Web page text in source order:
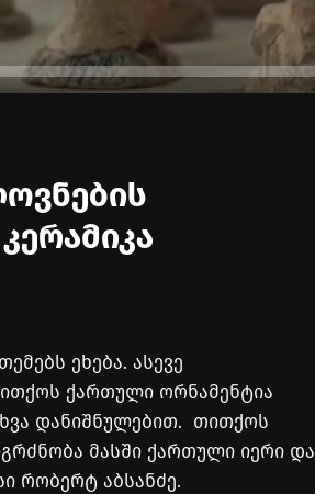
ეხება. ასევე
ქართული ორნამენტია
დანიშნულებით. თითქოს
მასში ქართული იერი და
რობერტ აბსანძე.